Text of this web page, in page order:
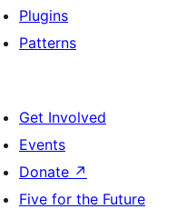
Plugins
Patterns
Get Involved
Events
Donate ↗
Five for the Future